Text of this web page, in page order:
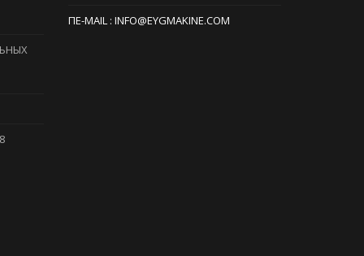
ПE-MAIL : INFO@EYGMAKINE.COM